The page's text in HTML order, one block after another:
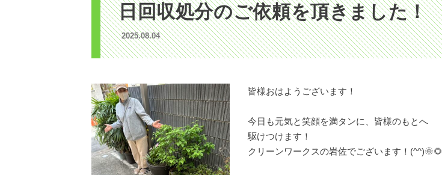
日回収処分のご依頼を頂きました！
2025.08.04
皆様おはようございます！
今日も元気と笑顔を満タンに、皆様のもとへ
駆けつけます！
クリーンワークスの岩佐でございます！(^^)🌞🌻